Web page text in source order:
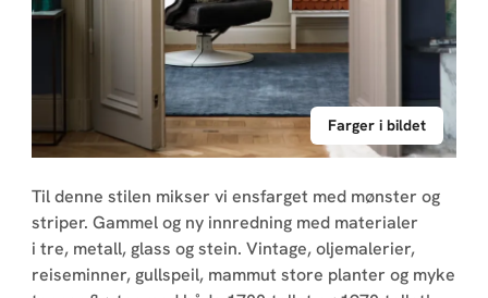
Til denne stilen mikser vi ensfarget med mønster og
striper. Gammel og ny innredning med materialer
i tre, metall, glass og stein. Vintage, oljemalerier,
reiseminner, gullspeil, mammut store planter og myke
Farger i bildet